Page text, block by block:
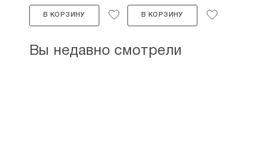
В КОРЗИНУ В КОРЗИНУ
Вы недавно смотрели